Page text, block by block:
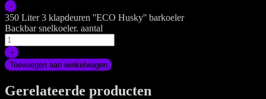
-
350 Liter 3 klapdeuren ''ECO Husky'' barkoeler
Backbar snelkoeler. aantal
+
Toevoegen aan winkelwagen
Gerelateerde producten